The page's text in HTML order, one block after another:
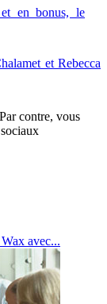
en bonus, le
et Rebecca
Par contre, vous
avec...